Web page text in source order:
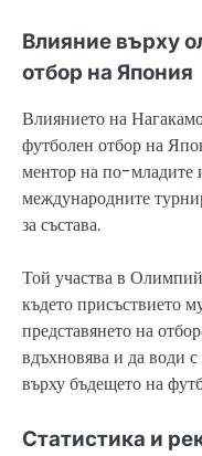
Влияние върху
отбор на Япония
Влиянието на
футболен отбор на
ментор на по-младите
международните
за състава.
Той участва в
където присъствието
представянето на
вдъхновява и да води
върху бъдещето на
Статистика и